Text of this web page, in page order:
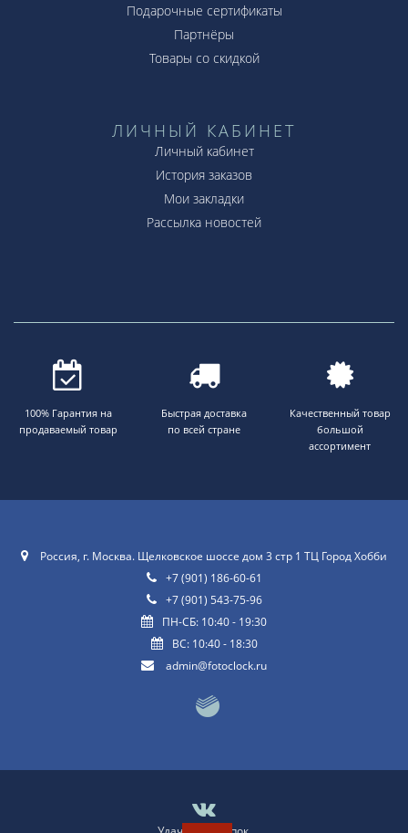
Подарочные сертификаты
Партнёры
Товары со скидкой
ЛИЧНЫЙ КАБИНЕТ
Личный кабинет
История заказов
Мои закладки
Рассылка новостей
100% Гарантия на
продаваемый товар
Быстрая доставка
по всей стране
Качественный товар
большой
ассортимент
Россия, г. Москва. Щелковское шоссе дом 3 стр 1 ТЦ Город Хобби
+7 (901) 186-60-61
+7 (901) 543-75-96
ПН-СБ: 10:40 - 19:30
ВС: 10:40 - 18:30
admin@fotoclock.ru